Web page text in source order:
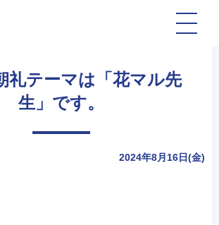
礼テーマは「花マル先
生」です。
2024年8月16日(金)